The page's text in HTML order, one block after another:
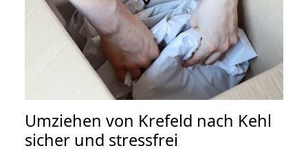
Umziehen von Krefeld nach Kehl
sicher und stressfrei